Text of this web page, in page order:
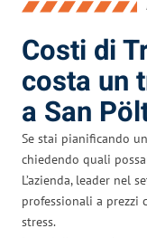
Costi di
costa un
a San
Se stai pianificando un
chiedendo quali
L’azienda, leader nel
professionali a prezzi
stress.